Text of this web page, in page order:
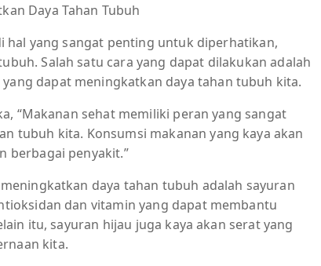
Daya Tahan Tubuh
hal yang sangat penting untuk diperhatikan,
Salah satu cara yang dapat dilakukan adalah
dapat meningkatkan daya tahan tubuh kita.
“Makanan sehat memiliki peran yang sangat
tubuh kita. Konsumsi makanan yang kaya akan
berbagai penyakit.”
daya tahan tubuh adalah sayuran
dan vitamin yang dapat membantu
itu, sayuran hijau juga kaya akan serat yang
kita.